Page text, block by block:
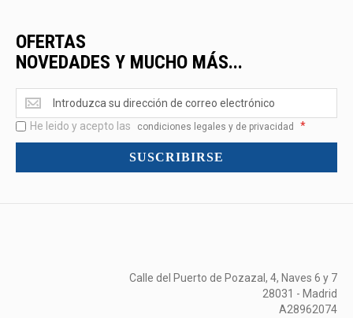
OFERTAS
NOVEDADES Y MUCHO MÁS...
Ofertas
<br>Novedades
y
mucho
He leido y acepto las condiciones legales y de privacidad *
SUSCRIBIRSE
Calle del Puerto de Pozazal, 4, Naves 6 y 7
28031 - Madrid
A28962074